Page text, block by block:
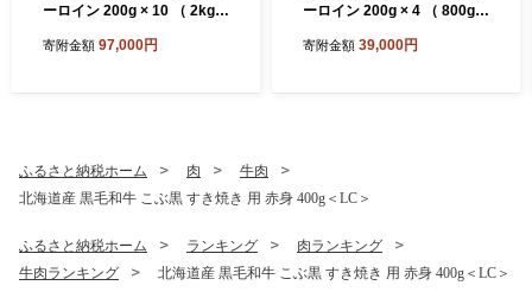
ーロイン 200g × 10 （ 2kg
ステーキ ステーキ ビーフ
寄附金額 97,000円
ーロイン 200g × 4 （ 800g
ステーキ ステーキ ビーフ
寄附金額 39,000円
ふるさと納税ホーム 肉
牛肉
北海道産 黒毛和牛 こぶ黒 すき焼き 用 赤身 400g＜LC＞
ふるさと納税ホーム ランキング
肉ランキング
牛肉ランキング
北海道産 黒毛和牛 こぶ黒 すき焼き 用 赤身 400g＜LC＞